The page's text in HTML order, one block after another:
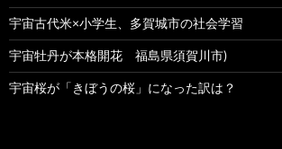
宇宙古代米×小学生、多賀城市の社会学習
宇宙牡丹が本格開花 福島県須賀川市)
宇宙桜が「きぼうの桜」になった訳は？